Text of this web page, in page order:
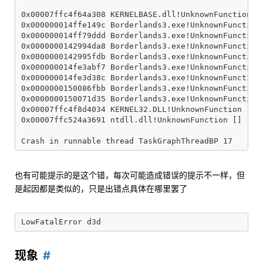
0x00007ffc4f64a308 KERNELBASE.dll!UnknownFunction
0x000000014ffe149c
0x000000014ff79ddd
0x0000000142994da8
0x0000000142995fdb
0x000000014fe3abf7
0x000000014fe3d38c
0x0000000150086fbb
0x0000000150071d35
0x00007ffc4f8d4034 KERNEL32.DLL!UnknownFunction []
0x00007ffc524a3691 ntdll.dll!UnknownFunction []
也有可能提示的是这个错，每次可能造成错误的提示不一样，但
是起因都是类似的，只是出错点具体在哪里罢了
现象